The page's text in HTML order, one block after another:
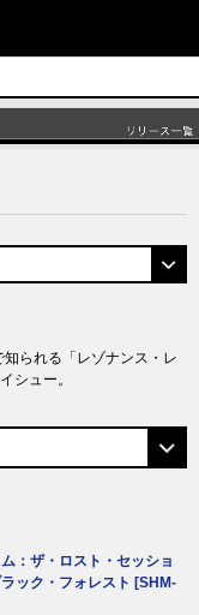
られる「レゾナンス・レ
シュー。
：ザ・ロスト・セッショ
ック・フォレスト [SHM-